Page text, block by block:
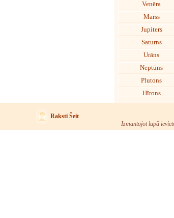
Venēra
Marss
Jupiters
Saturns
Urāns
Neptūns
Plutons
Hīrons
Raksti Šeit
Izmantojot lapā